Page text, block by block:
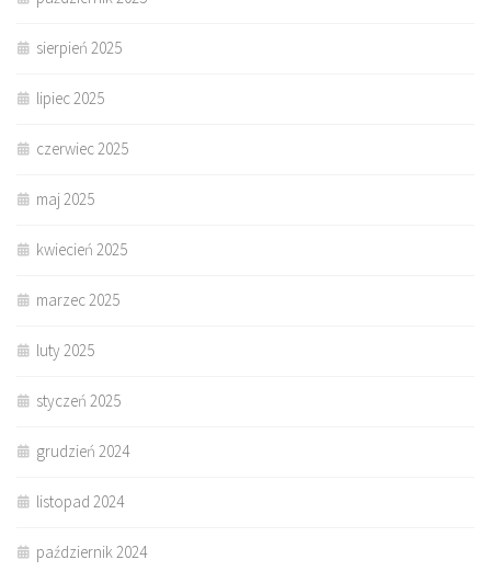
sierpień 2025
lipiec 2025
czerwiec 2025
maj 2025
kwiecień 2025
marzec 2025
luty 2025
styczeń 2025
grudzień 2024
listopad 2024
październik 2024